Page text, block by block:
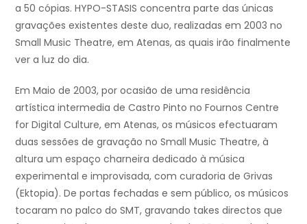
a 50 cópias. HYPO-STASIS concentra parte das únicas
gravações existentes deste duo, realizadas em 2003 no
Small Music Theatre, em Atenas, as quais irão finalmente
ver a luz do dia.
Em Maio de 2003, por ocasião de uma residência
artística intermedia de Castro Pinto no Fournos Centre
for Digital Culture, em Atenas, os músicos efectuaram
duas sessões de gravação no Small Music Theatre, à
altura um espaço charneira dedicado à música
experimental e improvisada, com curadoria de Grivas
(Ektopia). De portas fechadas e sem público, os músicos
tocaram no palco do SMT, gravando takes directos que